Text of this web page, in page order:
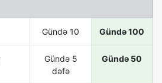
Gündə 10 Gündə 100
Gündə 5
dəfə
Gündə 50